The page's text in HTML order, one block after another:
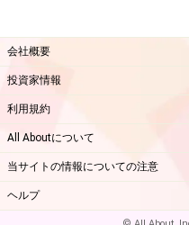
会社概要
投資家情報
利用規約
All Aboutについて
当サイトの情報についての注意
ヘルプ